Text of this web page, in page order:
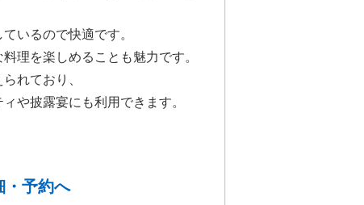
いるので快適です。
理を楽しめることも魅力です。
れており、
や披露宴にも利用できます。
予約へ